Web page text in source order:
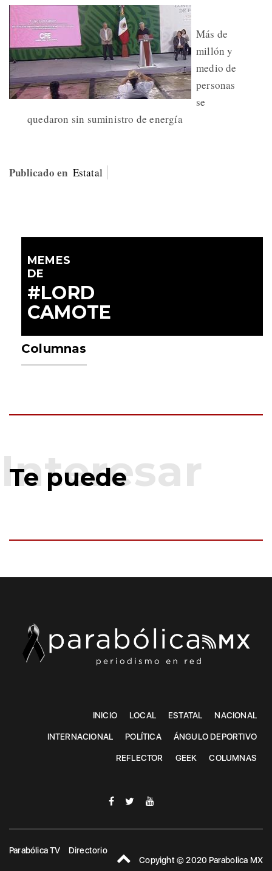
Más de
millón y
medio de
personas
se
quedaron sin suministro de energía
Publicado en Estatal
MEMES
DE
#LORD
CAMOTE
Columnas
Te puede
INICIO LOCAL ESTATAL NACIONAL
INTERNACIONAL POLÍTICA ÁNGULO DEPORTIVO
REFLECTOR GEEK COLUMNAS
Parabólica TV
Directorio
Copyight © 2020 Parabolica MX